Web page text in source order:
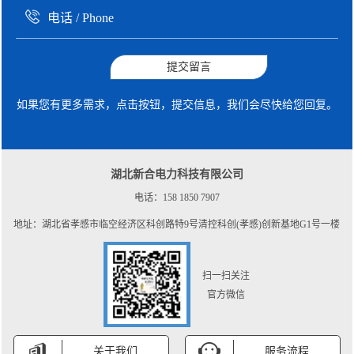
提交留言
如果您有更多需求，点击按钮，提交信息，我们会尽快给您回复。
湖北新合电力科技有限公司
电话：158 1850 7907
地址：湖北省孝感市临空经济区科创路特9号清控科创(孝感)创新基地G1号一楼
扫一扫关注
官方微信
关于我们 服务流程